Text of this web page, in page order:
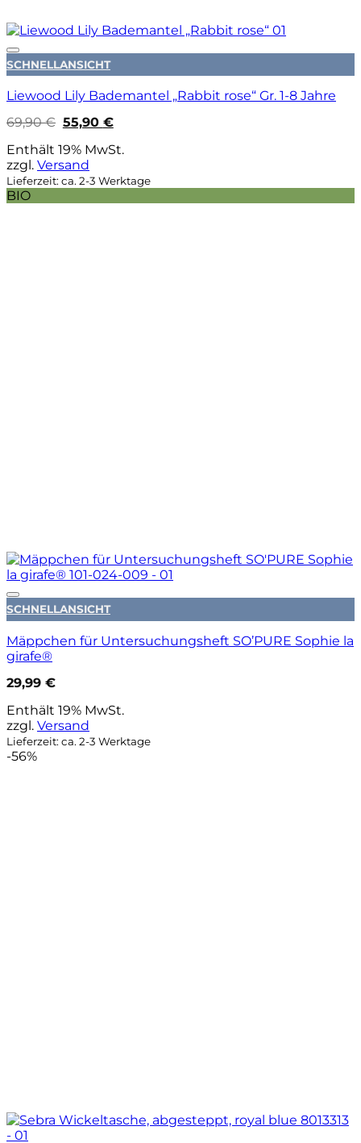
Auf die Wunschliste
SCHNELLANSICHT
Liewood Lily Bademantel „Rabbit rose“ Gr. 1-8 Jahre
69,90€ Ursprünglicher
war:
69,90 €
55,90 €Aktueller
ist:
Enthält 19% MwSt.
zzgl. Versand
Lieferzeit: ca. 2-3 Werktage
BIO
Auf die Wunschliste
SCHNELLANSICHT
Mäppchen für Untersuchungsheft SO’PURE Sophie la
girafe®
29,99 €
Enthält 19% MwSt.
zzgl. Versand
Lieferzeit: ca. 2-3 Werktage
-56%